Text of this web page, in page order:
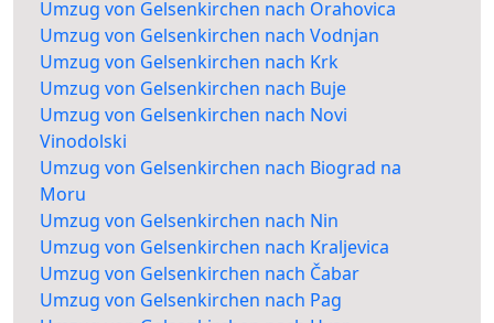
Umzug von Gelsenkirchen nach Orahovica
Umzug von Gelsenkirchen nach Vodnjan
Umzug von Gelsenkirchen nach Krk
Umzug von Gelsenkirchen nach Buje
Umzug von Gelsenkirchen nach Novi
Vinodolski
Umzug von Gelsenkirchen nach Biograd na
Moru
Umzug von Gelsenkirchen nach Nin
Umzug von Gelsenkirchen nach Kraljevica
Umzug von Gelsenkirchen nach Čabar
Umzug von Gelsenkirchen nach Pag